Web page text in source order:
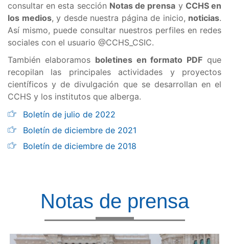
consultar en esta sección Notas de prensa y CCHS en
los medios, y desde nuestra página de inicio, noticias.
Así mismo, puede consultar nuestros perfiles en redes
sociales con el usuario @CCHS_CSIC.
También elaboramos boletines en formato PDF que
recopilan las principales actividades y proyectos
científicos y de divulgación que se desarrollan en el
CCHS y los institutos que alberga.
Boletín de julio de 2022
Boletín de diciembre de 2021
Boletín de diciembre de 2018
Notas de prensa